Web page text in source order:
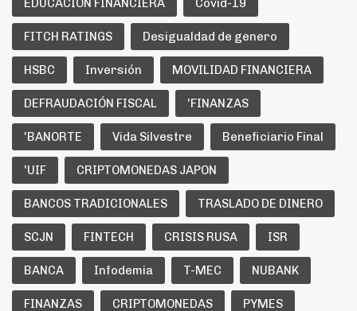
EDUCACION FINANCIERA Covid-19
FITCH RATINGS Desigualdad de genero
HSBC Inversión MOVILIDAD FINANCIERA
DEFRAUDACIÓN FISCAL 'FINANZAS
'BANORTE Vida Silvestre Beneficiario Final
'UIF CRIPTOMONEDAS JAPON
BANCOS TRADICIONALES TRASLADO DE DINERO
SCJN FINTECH CRISIS RUSA ISR
BANCA Infodemia T-MEC NUBANK
FINANZAS CRIPTOMONEDAS PYMES